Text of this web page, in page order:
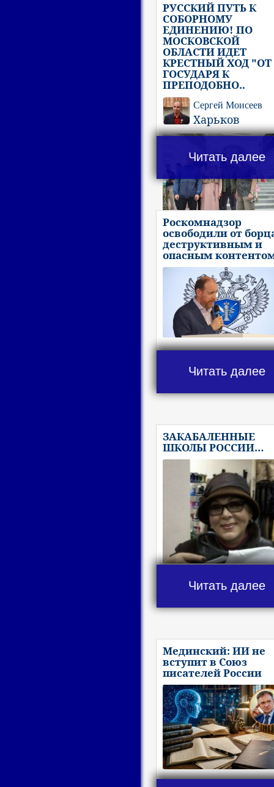
РУССКИЙ ПУТЬ К
СОБОРНОМУ
ЕДИНЕНИЮ! ПО
МОСКОВСКОЙ
ОБЛАСТИ ИДЕТ
КРЕСТНЫЙ ХОД "ОТ
ГОСУДАРЯ К
ПРЕПОДОБНО..
Сергей Моисеев
Харьков
Читать далее
Роскомнадзор
освободили от
деструктивным и
опасным
Читать далее
ЗАКАБАЛЕННЫЕ
ШКОЛЫ РОССИИ…
Читать далее
Мединский: ИИ не
вступит в Союз
писателей России